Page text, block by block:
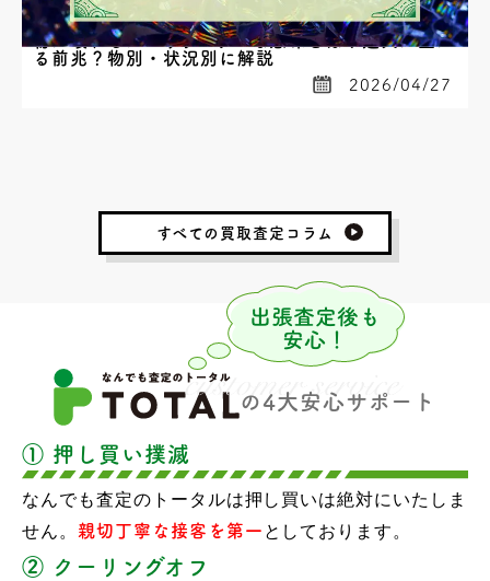
物が壊れるスピリチュアルな意味とは？運気が上が
る前兆？物別・状況別に解説
2026/04/27
すべての買取査定コラム
の4大安心サポート
① 押し買い撲滅
なんでも査定のトータルは押し買いは絶対にいたしま
せん。
親切丁寧な接客を第一 としております。
② クーリングオフ